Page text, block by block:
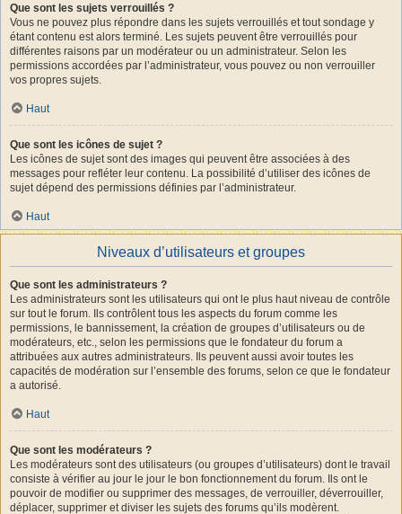
Que sont les sujets verrouillés ?
Vous ne pouvez plus répondre dans les sujets verrouillés et tout sondage y
étant contenu est alors terminé. Les sujets peuvent être verrouillés pour
différentes raisons par un modérateur ou un administrateur. Selon les
permissions accordées par l’administrateur, vous pouvez ou non verrouiller
vos propres sujets.
Haut
Que sont les icônes de sujet ?
Les icônes de sujet sont des images qui peuvent être associées à des
messages pour refléter leur contenu. La possibilité d’utiliser des icônes de
sujet dépend des permissions définies par l’administrateur.
Haut
Niveaux d’utilisateurs et groupes
Que sont les administrateurs ?
Les administrateurs sont les utilisateurs qui ont le plus haut niveau de contrôle
sur tout le forum. Ils contrôlent tous les aspects du forum comme les
permissions, le bannissement, la création de groupes d’utilisateurs ou de
modérateurs, etc., selon les permissions que le fondateur du forum a
attribuées aux autres administrateurs. Ils peuvent aussi avoir toutes les
capacités de modération sur l’ensemble des forums, selon ce que le fondateur
a autorisé.
Haut
Que sont les modérateurs ?
Les modérateurs sont des utilisateurs (ou groupes d’utilisateurs) dont le travail
consiste à vérifier au jour le jour le bon fonctionnement du forum. Ils ont le
pouvoir de modifier ou supprimer des messages, de verrouiller, déverrouiller,
déplacer, supprimer et diviser les sujets des forums qu’ils modèrent.